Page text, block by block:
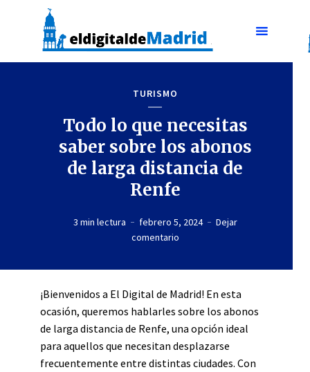
TURISMO
Todo lo que necesitas
saber sobre los abonos
de larga distancia de
Renfe
3 min lectura febrero 5, 2024
Dejar
comentario
¡Bienvenidos a El Digital de Madrid! En esta
ocasión, queremos hablarles sobre los abonos
de larga distancia de Renfe, una opción ideal
para aquellos que necesitan desplazarse
frecuentemente entre distintas ciudades. Con